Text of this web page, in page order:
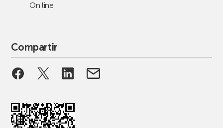
On line
Compartir